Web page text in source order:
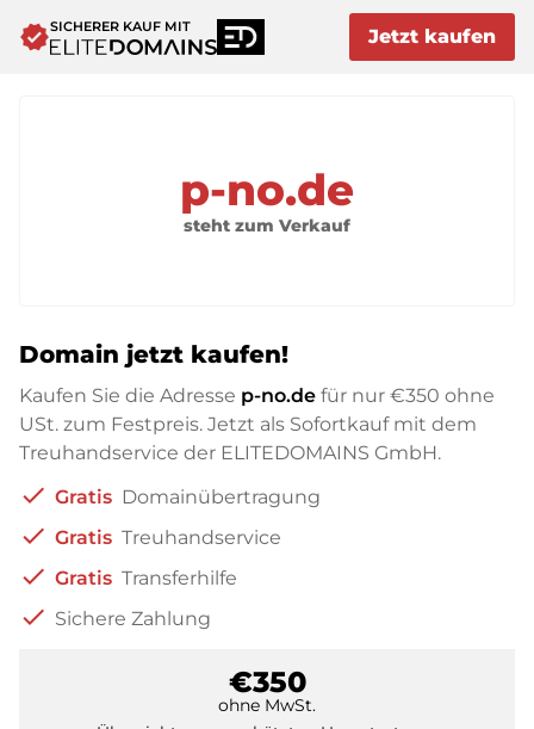
verifiedSICHERER KAUF MIT Jetzt kaufen
p-no.de
steht zum Verkauf
Domain jetzt kaufen!
Kaufen Sie die Adresse p-no.de für nur €350 ohne
USt. zum Festpreis. Jetzt als Sofortkauf mit dem
Treuhandservice der ELITEDOMAINS GmbH.
check Gratis Domainübertragung
check Gratis Treuhandservice
check Gratis Transferhilfe
check Sichere Zahlung
€350
ohne MwSt.